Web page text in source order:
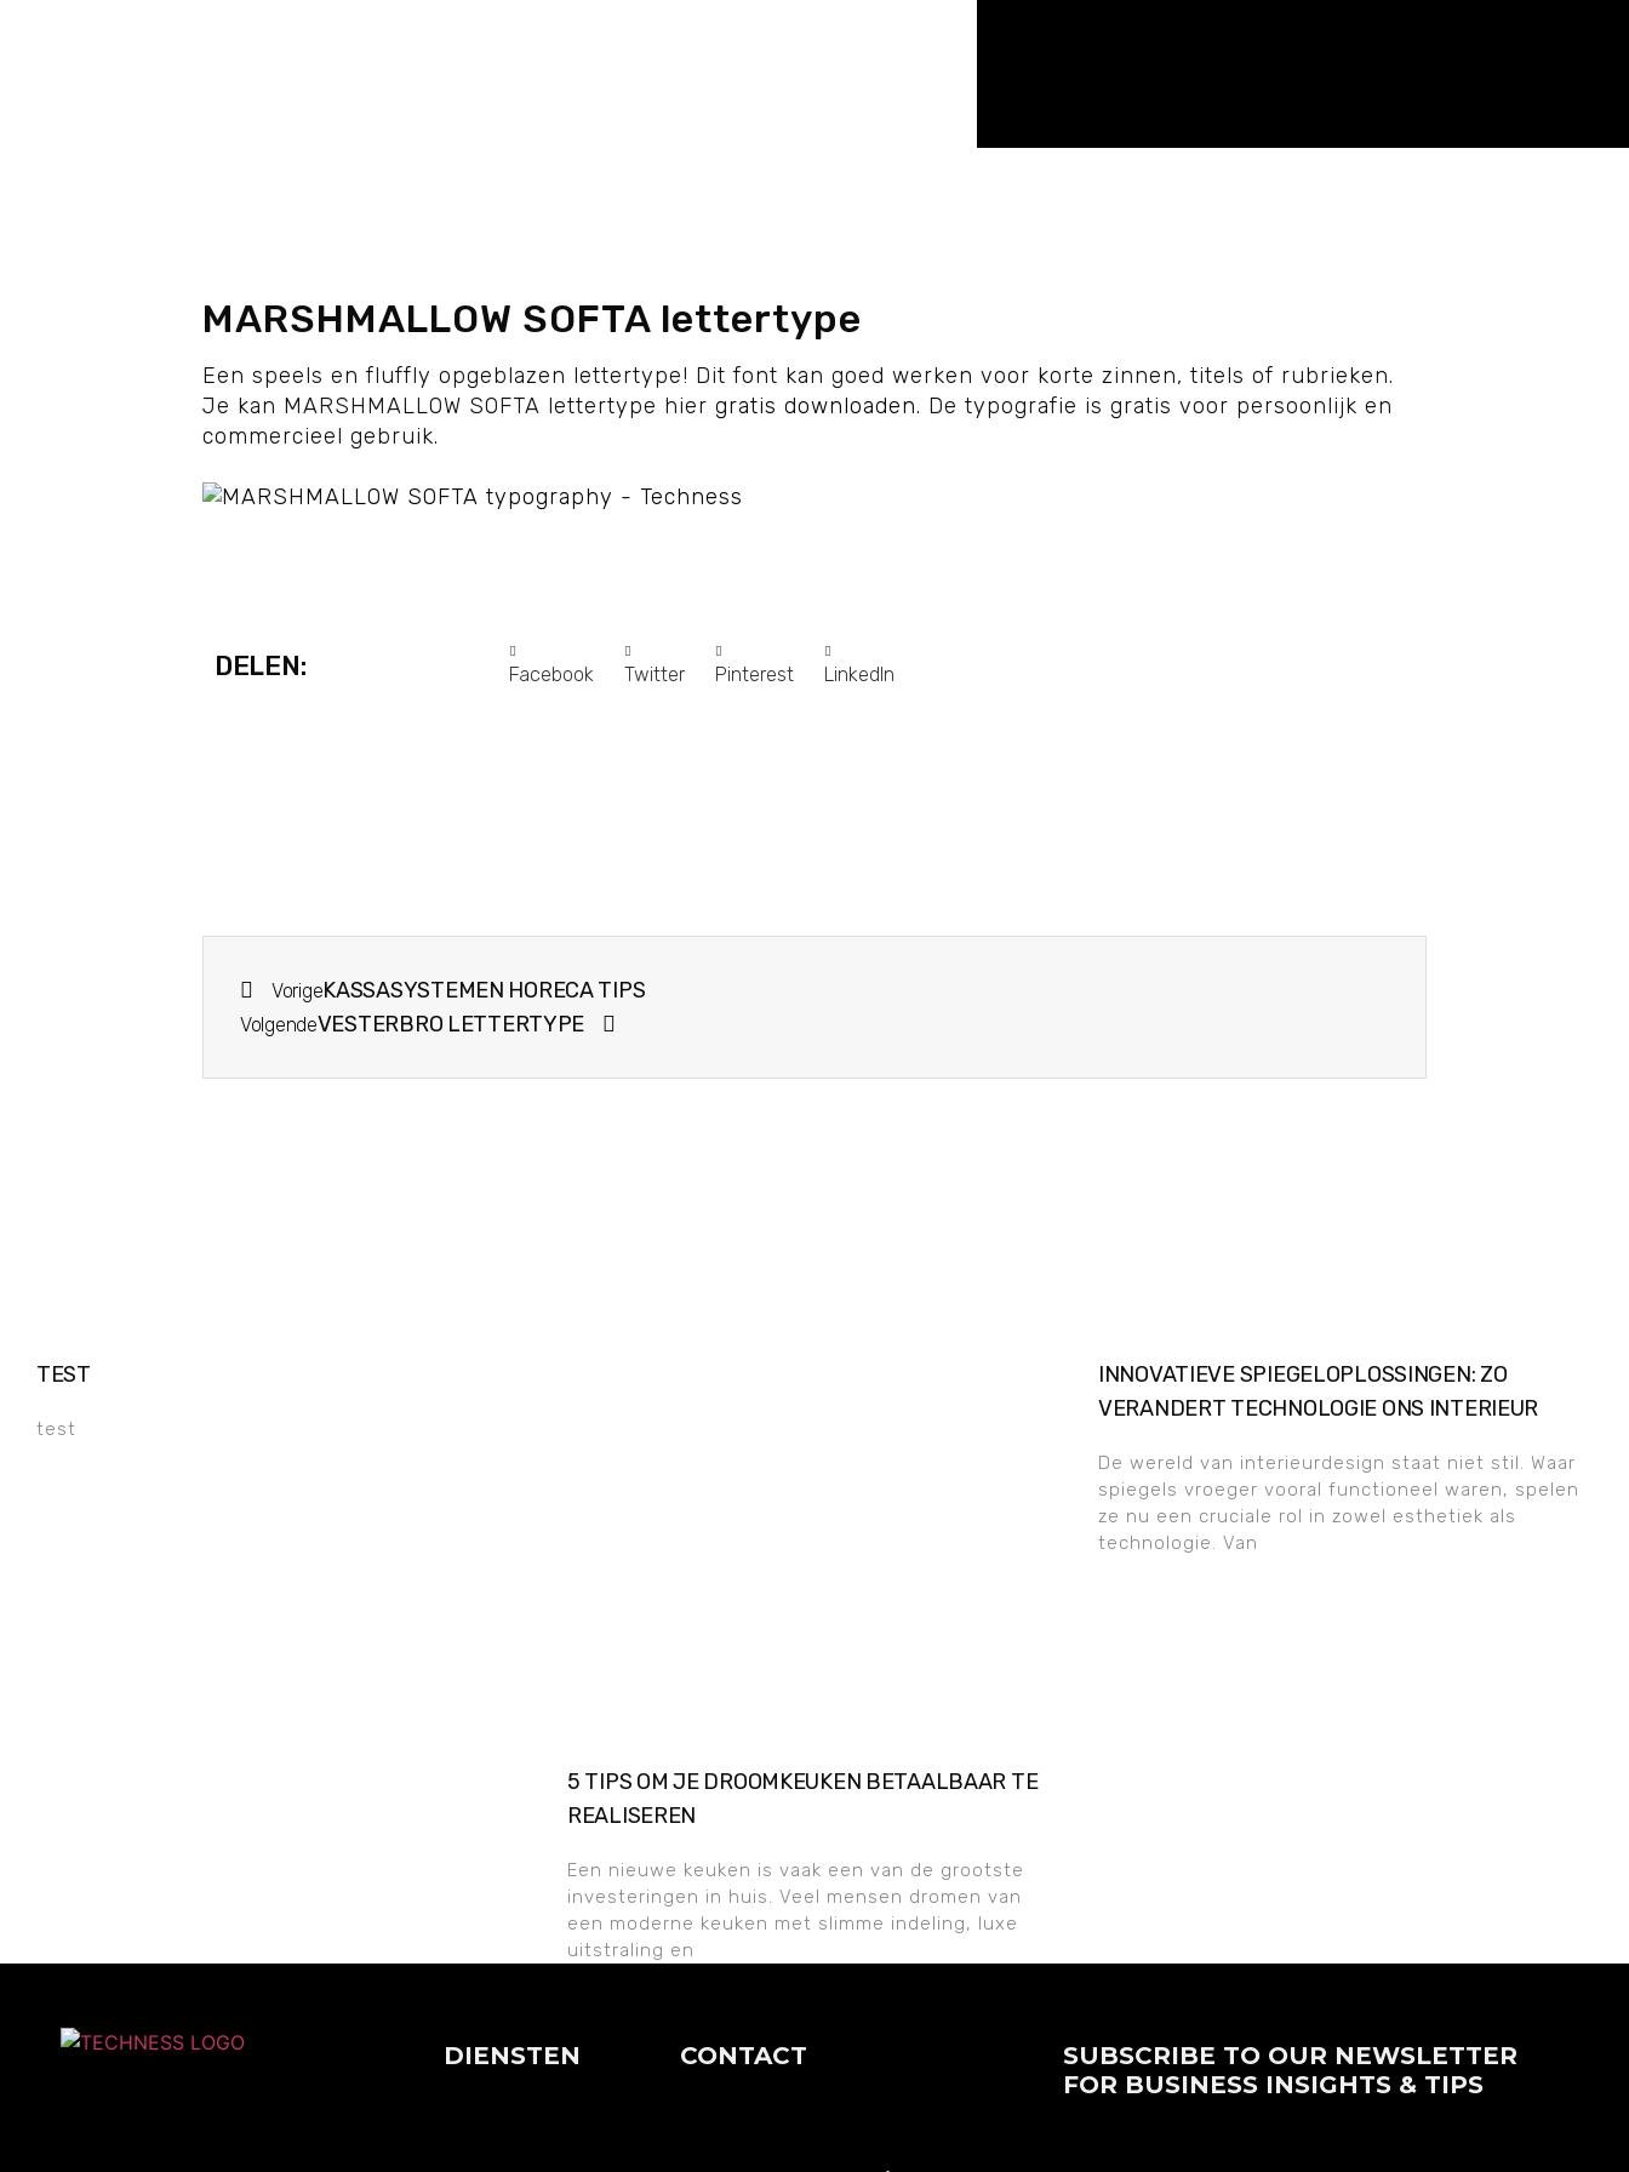
MARSHMALLOW SOFTA lettertype
Een speels en fluffly opgeblazen lettertype! Dit font kan goed werken voor korte zinnen, titels of rubrieken.
Je kan MARSHMALLOW SOFTA lettertype hier gratis downloaden. De typografie is gratis voor persoonlijk en
commercieel gebruik.
DELEN: Facebook Twitter Pinterest LinkedIn
VorigeKASSASYSTEMEN HORECA TIPS
VolgendeVESTERBRO LETTERTYPE
TEST
test
5 TIPS OM JE DROOMKEUKEN BETAALBAAR TE
REALISEREN
Een nieuwe keuken is vaak een van de grootste
investeringen in huis. Veel mensen dromen van
een moderne keuken met slimme indeling, luxe
uitstraling en
INNOVATIEVE SPIEGELOPLOSSINGEN: ZO
VERANDERT TECHNOLOGIE ONS INTERIEUR
De wereld van interieurdesign staat niet stil. Waar
spiegels vroeger vooral functioneel waren, spelen
ze nu een cruciale rol in zowel esthetiek als
technologie. Van
DIENSTEN CONTACT
SUBSCRIBE TO OUR NEWSLETTER
FOR BUSINESS INSIGHTS & TIPS